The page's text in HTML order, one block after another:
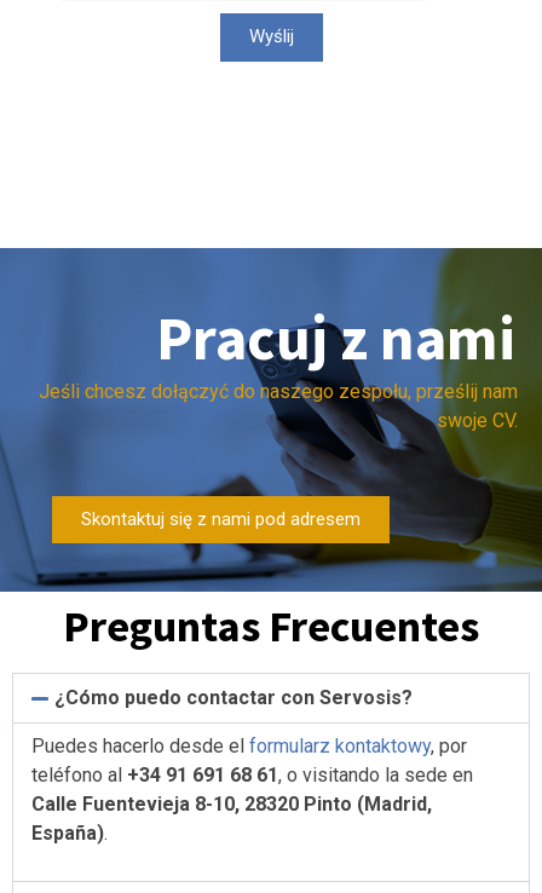
Wyślij
Pracuj z nami
Jeśli chcesz dołączyć do naszego zespołu, prześlij nam
swoje CV.
Skontaktuj się z nami pod adresem
Preguntas Frecuentes
¿Cómo puedo contactar con Servosis?
Puedes hacerlo desde el formularz kontaktowy, por
teléfono al +34 91 691 68 61, o visitando la sede en
Calle Fuentevieja 8-10, 28320 Pinto (Madrid,
España).